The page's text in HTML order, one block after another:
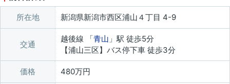
所在地 新潟県新潟市西区浦山４丁目 4-9
交通
越後線 「青山 」駅 徒歩5分
【浦山三区】バス停下車 徒歩3分
価格 480万円